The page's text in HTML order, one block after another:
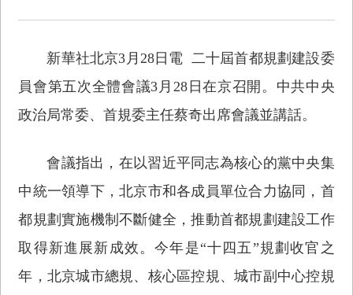
新華社北京3月28日電 二十屆首都規劃建設委
員會第五次全體會議3月28日在京召開。中共中央
政治局常委、首規委主任蔡奇出席會議並講話。
會議指出，在以習近平同志為核心的黨中央集
中統一領導下，北京市和各成員單位合力協同，首
都規劃實施機制不斷健全，推動首都規劃建設工作
取得新進展新成效。今年是“十四五”規劃收官之
年，北京城市總規、核心區控規、城市副中心控規